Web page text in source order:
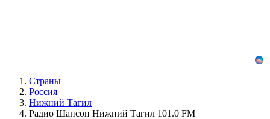
Страны
Россия
Нижний Тагил
Радио Шансон Нижний Тагил 101.0 FM